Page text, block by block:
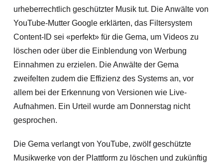
urheberrechtlich geschützter Musik tut. Die Anwälte von
YouTube-Mutter Google erklärten, das Filtersystem
Content-ID sei «perfekt» für die Gema, um Videos zu
löschen oder über die Einblendung von Werbung
Einnahmen zu erzielen. Die Anwälte der Gema
zweifelten zudem die Effizienz des Systems an, vor
allem bei der Erkennung von Versionen wie Live-
Aufnahmen. Ein Urteil wurde am Donnerstag nicht
gesprochen.
Die Gema verlangt von YouTube, zwölf geschützte
Musikwerke von der Plattform zu löschen und zukünftig